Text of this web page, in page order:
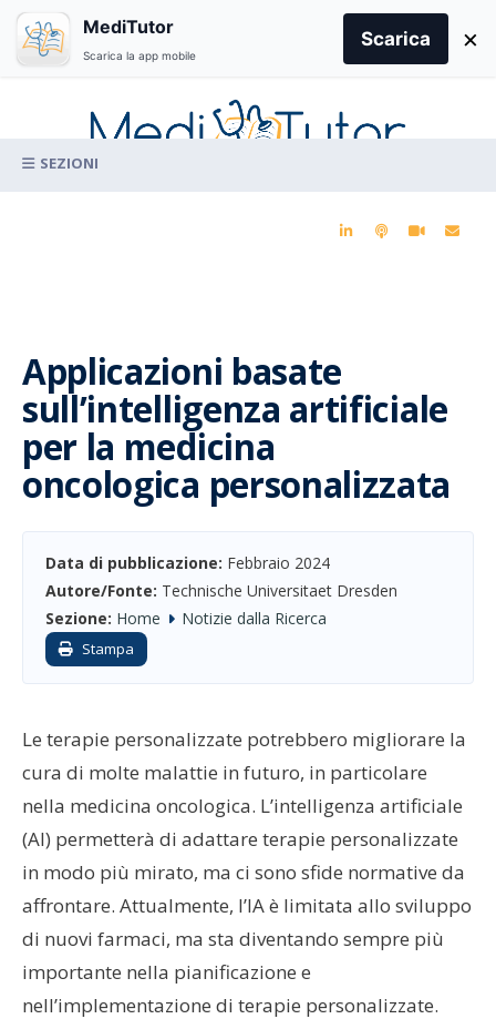
content
Applicazioni basate
sull’intelligenza artificiale
per la medicina
oncologica personalizzata
Data di pubblicazione: Febbraio 2024
Autore/Fonte: Technische Universitaet Dresden
Sezione: Home Notizie dalla Ricerca
Stampa
Le terapie personalizzate potrebbero migliorare la
cura di molte malattie in futuro, in particolare
nella medicina oncologica. L’intelligenza artificiale
(AI) permetterà di adattare terapie personalizzate
in modo più mirato, ma ci sono sfide normative da
affrontare. Attualmente, l’IA è limitata allo sviluppo
di nuovi farmaci, ma sta diventando sempre più
importante nella pianificazione e
nell’implementazione di terapie personalizzate.
for:
MediTutor
Scarica la app mobile
Scarica ×